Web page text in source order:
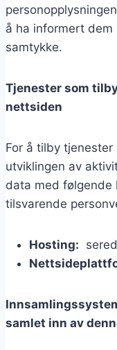
å ha informert dem
samtykke.
Tjenester som
nettsiden
For å tilby
utviklingen av
data med følgende
tilsvarende
Hosting:
samlet inn av